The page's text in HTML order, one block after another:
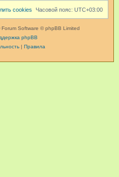
Часовой пояс: UTC+03:00
cookies
Forum Software © phpBB Limited
phpBB
| Правила